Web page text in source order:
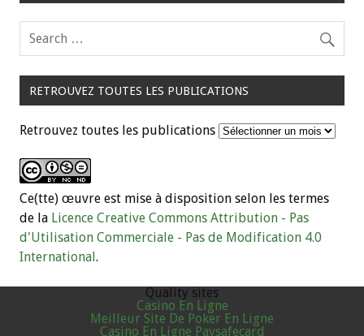
RETROUVEZ TOUTES LES PUBLICATIONS
Retrouvez toutes les publications
Ce(tte) œuvre est mise à disposition selon les termes
de la Licence Creative Commons Attribution - Pas
d'Utilisation Commerciale - Pas de Modification 4.0
International.
Quality sites
Casino En Ligne
Meilleur Site De Poker En Ligne
Casino En Ligne Paysafecard